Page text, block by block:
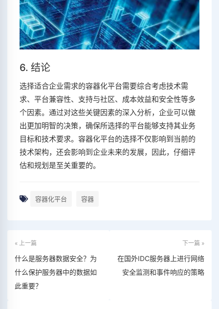
6. 结论
选择适合企业需求的容器化平台需要综合考虑技术需
求、平台兼容性、支持与社区、成本效益和安全性等多
个因素。通过对这些关键因素的深入分析，企业可以做
出更加明智的决策，确保所选择的平台能够支持其业务
目标和技术要求。容器化平台的选择不仅影响到当前的
技术架构，还会影响到企业未来的发展，因此，仔细评
估和规划是至关重要的。
容器化平台 容器
« 上一篇
什么是服务器数据安全？为
什么保护服务器中的数据如
此重要？
下一篇 »
在国外IDC服务器上进行网络
安全监测和事件响应的策略